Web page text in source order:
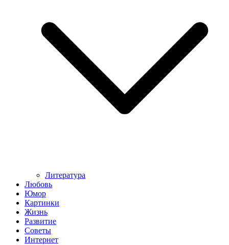
Литература
Любовь
Юмор
Картинки
Жизнь
Развитие
Советы
Интернет